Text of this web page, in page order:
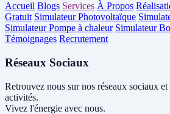
Accueil Blogs Services À Propos
Gratuit Simulateur Photovoltaïque
Simulateur Pompe à chaleur Simulateur
Témoignages Recrutement
Réseaux Sociaux
Retrouvez nous sur nos réseaux sociaux
activités.
Vivez l'énergie avec nous.